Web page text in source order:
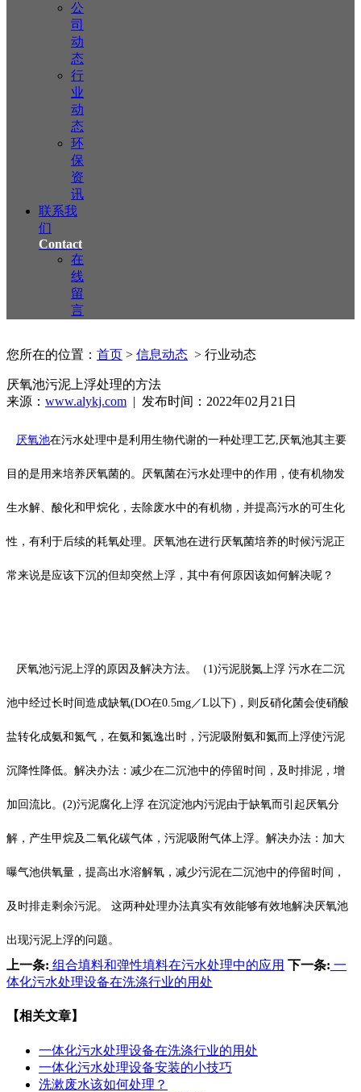
公
司
动
态
行
业
动
态
环
保
资
讯
联系我
们
Contact
在
线
留
言
您所在的位置： 首页 > 信息动态 > 行业动态
厌氧池污泥上浮处理的方法
来源： www.alykj.com | 发布时间：2022年02月21日
厌氧池在污水处理中是利用生物代谢的一种处理工艺,厌氧池其主要
目的是用来培养厌氧菌的。厌氧菌在污水处理中的作用，使有机物发
生水解、酸化和甲烷化，去除废水中的有机物，并提高污水的可生化
性，有利于后续的耗氧处理。厌氧池在进行厌氧菌培养的时候污泥正
常来说是应该下沉的但却突然上浮，其中有何原因该如何解决呢？
厌氧池污泥上浮的原因及解决方法。（1)污泥脱氮上浮 污水在二沉
池中经过长时间造成缺氧(DO在0.5mg／L以下)，则反硝化菌会使硝酸
盐转化成氨和氮气，在氨和氮逸出时，污泥吸附氨和氮而上浮使污泥
沉降性降低。解决办法：减少在二沉池中的停留时间，及时排泥，增
加回流比。(2)污泥腐化上浮 在沉淀池内污泥由于缺氧而引起厌氧分
解，产生甲烷及二氧化碳气体，污泥吸附气体上浮。解决办法：加大
曝气池供氧量，提高出水溶解氧，减少污泥在二沉池中的停留时间，
及时排走剩余污泥。 这两种处理办法真实有效能够有效地解决厌氧池
出现污泥上浮的问题。
上一条: 组合填料和弹性填料在污水处理中的应用 下一条: 一
体化污水处理设备在洗涤行业的用处
【相关文章】
一体化污水处理设备在洗涤行业的用处
一体化污水处理设备安装的小技巧
洗漱废水该如何处理？